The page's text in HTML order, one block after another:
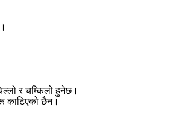
र चम्किलो हुनेछ।
काटिएको छैन।